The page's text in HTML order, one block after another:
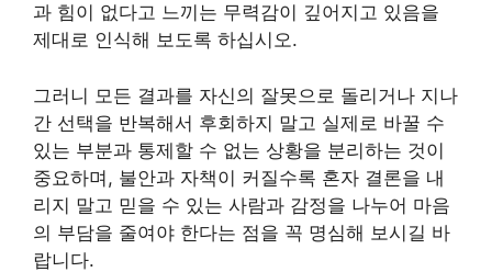
과 힘이 없다고 느끼는 무력감이 깊어지고 있음을
제대로 인식해 보도록 하십시오.
그러니 모든 결과를 자신의 잘못으로 돌리거나 지나
간 선택을 반복해서 후회하지 말고 실제로 바꿀 수
있는 부분과 통제할 수 없는 상황을 분리하는 것이
중요하며, 불안과 자책이 커질수록 혼자 결론을 내
리지 말고 믿을 수 있는 사람과 감정을 나누어 마음
의 부담을 줄여야 한다는 점을 꼭 명심해 보시길 바
랍니다.